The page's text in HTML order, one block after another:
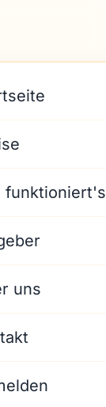
funktioniert's
uns